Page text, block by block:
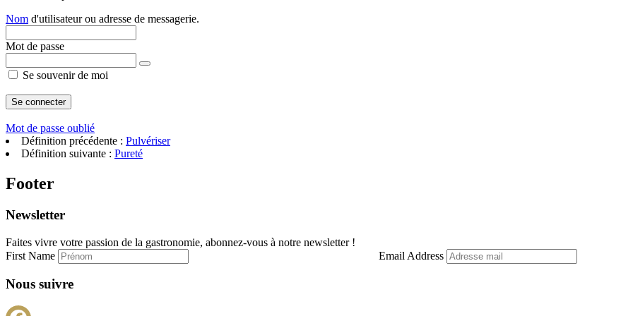
Nom d'utilisateur ou adresse de messagerie.
Mot de passe
Se souvenir de moi
Mot de passe oublié
Définition précédente : Pulvériser
Définition suivante : Pureté
Footer
Newsletter
Faites vivre votre passion de la gastronomie, abonnez-vous à notre newsletter !
First Name
Email Address
Nous suivre